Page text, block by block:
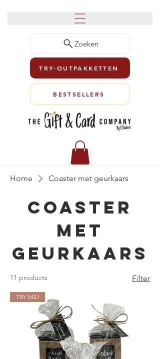
Zoeken
TRY-OUTPAKKETTEN
BESTSELLERS
Home Coaster met geurkaars
Coaster
met
geurkaars
11 products Filter
TRY ME!